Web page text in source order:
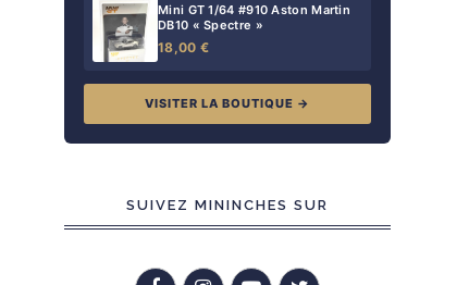
Mini GT 1/64 #910 Aston Martin
DB10 « Spectre »
18,00 €
VISITER LA BOUTIQUE →
SUIVEZ MININCHES SUR